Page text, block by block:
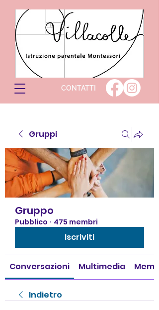
CONTATTI
Gruppi
Gruppo
Pubblico · 475 membri
Iscriviti
Conversazioni Multimedia
Indietro